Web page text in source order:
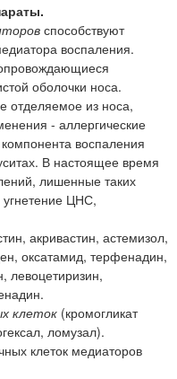
способствуют
воспаления.
оболочки носа.
отделяемое из носа,
- аллергические
воспаления
В настоящее время
лишенные таких
угнетение ЦНС,
акривастин, астемизол,
оксатамид, терфенадин,
левоцетиризин,
клеток (кромогликат
ломузал).
клеток медиаторов